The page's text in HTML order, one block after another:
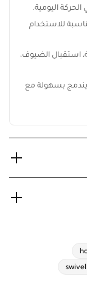
اليومية.
للاستخدام
استقبال
بسهولة مع